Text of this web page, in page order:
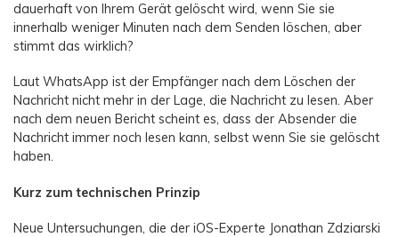
dauerhaft von Ihrem Gerät gelöscht wird, wenn Sie sie
innerhalb weniger Minuten nach dem Senden löschen, aber
stimmt das wirklich?
Laut WhatsApp ist der Empfänger nach dem Löschen der
Nachricht nicht mehr in der Lage, die Nachricht zu lesen. Aber
nach dem neuen Bericht scheint es, dass der Absender die
Nachricht immer noch lesen kann, selbst wenn Sie sie gelöscht
haben.
Kurz zum technischen Prinzip
Neue Untersuchungen, die der iOS-Experte Jonathan Zdziarski